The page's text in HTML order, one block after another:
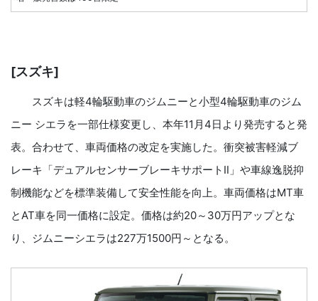
[スズキ]
スズキは軽4輪駆動車のジムニーと小型4輪駆動車のジム
ニー シエラを一部仕様変更し、本年11月4日より発売すると発
表。合わせて、車両価格の改定を実施した。衝突被害軽減ブ
レーキ「デュアルセンサーブレーキサポートⅡ」や車線逸脱抑
制機能などを標準装備して安全性能を向上。車両価格はMT車
とAT車を同一価格に設定。価格は約20～30万円アップとな
り、ジムニーシエラは227万1500円～となる。